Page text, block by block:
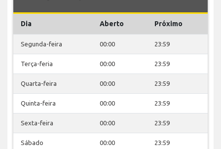
Dia Aberto Próximo
Segunda-feira 00:00 23:59
Terça-feria 00:00 23:59
Quarta-feira 00:00 23:59
Quinta-feira 00:00 23:59
Sexta-feira 00:00 23:59
Sábado 00:00 23:59